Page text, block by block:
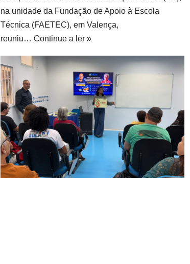
na unidade da Fundação de Apoio à Escola
Técnica (FAETEC), em Valença,
reuniu… Continue a ler »